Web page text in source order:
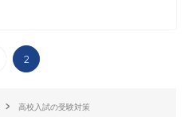
2
高校入試の受験対策